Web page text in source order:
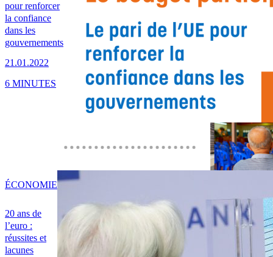
pour renforcer
la confiance
dans les
gouvernements
21.01.2022
6 MINUTES
20 ans de
l’euro :
réussites et
lacunes
ÉCONOMIE